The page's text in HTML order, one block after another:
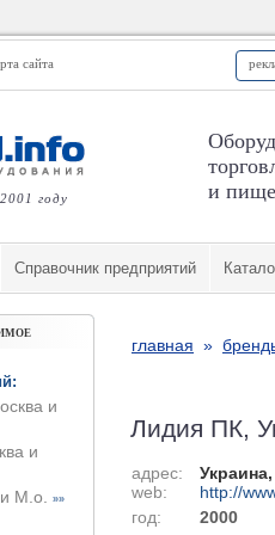
сайта
году
и
Cправочник предприятий
главная »
Лидия ПК,
адрес:
web:
http://
год:
2000
и
и
М.о. »»